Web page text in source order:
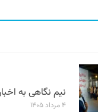
نیم نگاهی به اخبار
۴ مرداد ۱۴۰۵